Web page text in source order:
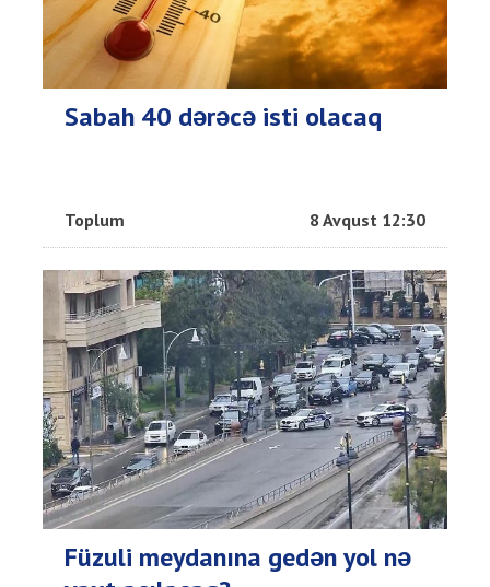
Sabah 40 dərəcə isti olacaq
Toplum 8 Avqust 12:30
Füzuli meydanına gedən yol nə